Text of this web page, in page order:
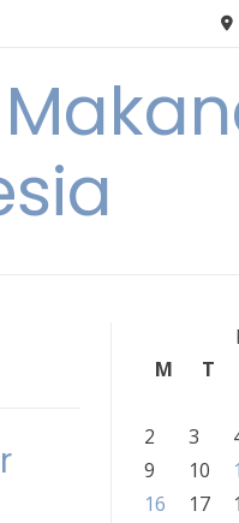
M
T
2
3
9
10
16
17